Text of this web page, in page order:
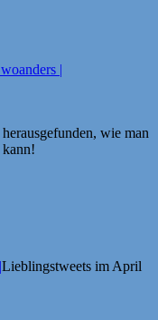
|
wie man
Lieblingstweets im April